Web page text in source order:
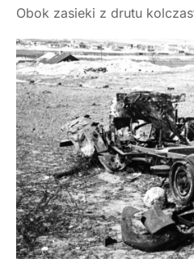
Obok zasieki z drutu